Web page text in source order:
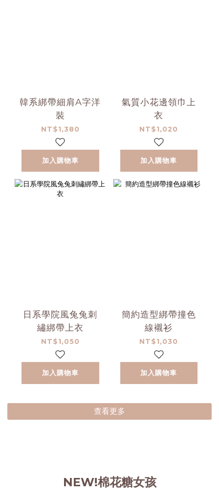
韓系綁帶細肩A字洋
裝
NT$1,380
加入購物車
氣質小花邊領巾上
衣
NT$1,020
加入購物車
日系學院風兔兔刺
繡綁帶上衣
NT$1,050
加入購物車
簡約造型綁帶撞色
線襯衫
NT$1,030
加入購物車
查看更多
NEW!棉花糖女孩